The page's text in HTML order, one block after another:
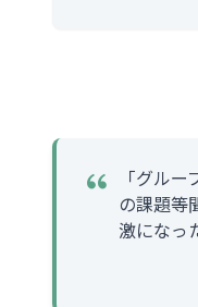
「グル
の課題等
激になっ